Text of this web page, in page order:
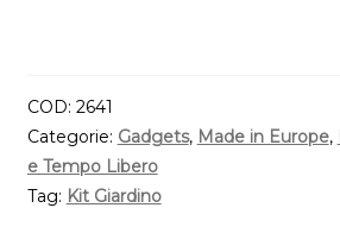
COD: 2641
Categorie: Gadgets, Made in Europe,
e Tempo Libero
Tag: Kit Giardino